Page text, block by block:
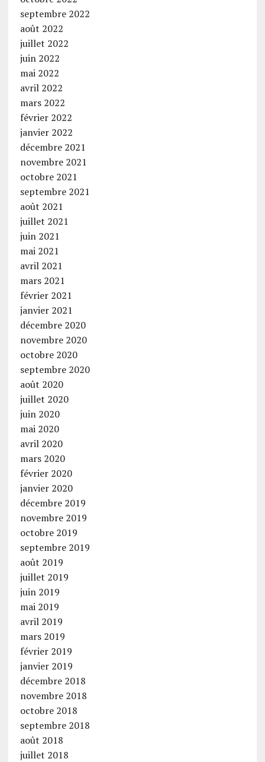
septembre 2022
août 2022
juillet 2022
juin 2022
mai 2022
avril 2022
mars 2022
février 2022
janvier 2022
décembre 2021
novembre 2021
octobre 2021
septembre 2021
août 2021
juillet 2021
juin 2021
mai 2021
avril 2021
mars 2021
février 2021
janvier 2021
décembre 2020
novembre 2020
octobre 2020
septembre 2020
août 2020
juillet 2020
juin 2020
mai 2020
avril 2020
mars 2020
février 2020
janvier 2020
décembre 2019
novembre 2019
octobre 2019
septembre 2019
août 2019
juillet 2019
juin 2019
mai 2019
avril 2019
mars 2019
février 2019
janvier 2019
décembre 2018
novembre 2018
octobre 2018
septembre 2018
août 2018
juillet 2018